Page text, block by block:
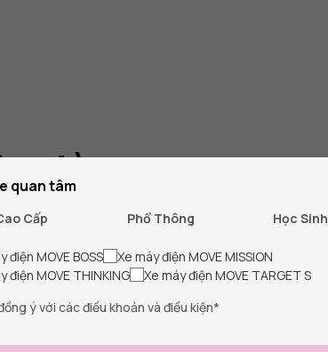
dùng
lòng về chất lượng và dịch vụ
quan tâm
Cấp Phổ Thông Học Sinh
điện MOVE BOSS
Xe máy điện MOVE MISSION
điện MOVE THINKING
Xe máy điện MOVE TARGET S
ý với các điều khoản và điều kiện*